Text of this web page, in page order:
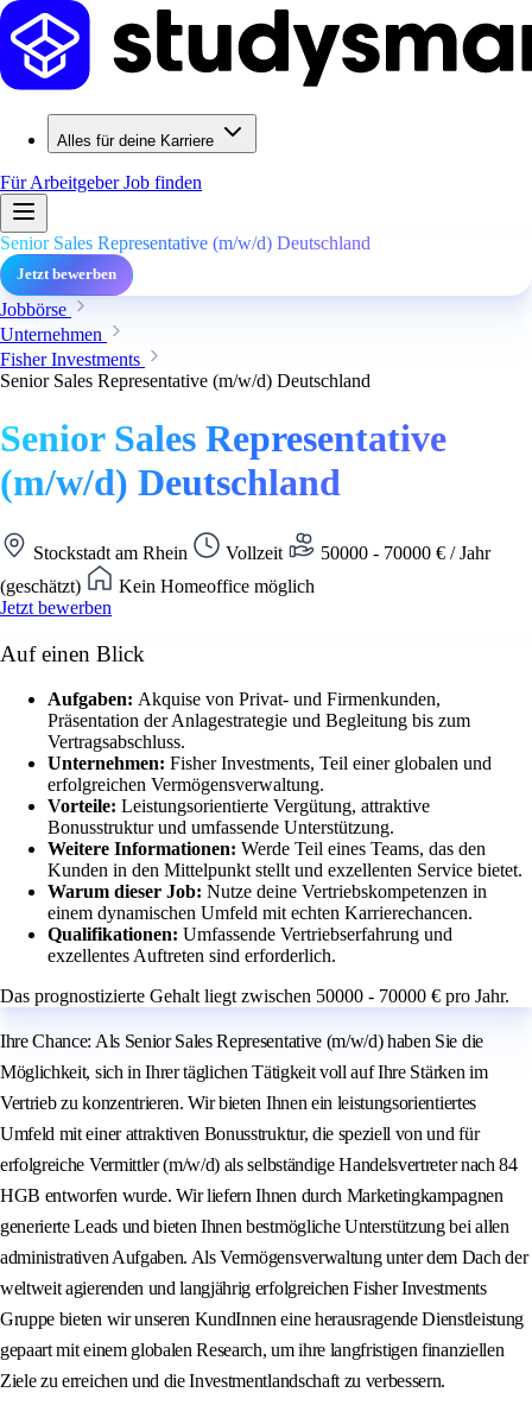
Alles für deine Karriere
Für ArbeitgeberJob finden
Senior Sales Representative (m/w/d) Deutschland
Jetzt bewerben
Jobbörse
Unternehmen
Fisher Investments
Senior Sales Representative (m/w/d) Deutschland
Senior Sales Representative
(m/w/d) Deutschland
Stockstadt am Rhein Vollzeit
50000 - 70000 € / Jahr
(geschätzt)
Kein Homeoffice möglich
Jetzt bewerben
Auf einen Blick
Aufgaben: Akquise von Privat- und Firmenkunden,
Präsentation der Anlagestrategie und Begleitung bis zum
Vertragsabschluss.
Unternehmen: Fisher Investments, Teil einer globalen und
erfolgreichen Vermögensverwaltung.
Vorteile: Leistungsorientierte Vergütung, attraktive
Bonusstruktur und umfassende Unterstützung.
Weitere Informationen: Werde Teil eines Teams, das den
Kunden in den Mittelpunkt stellt und exzellenten Service bietet.
Warum dieser Job: Nutze deine Vertriebskompetenzen in
einem dynamischen Umfeld mit echten Karrierechancen.
Qualifikationen: Umfassende Vertriebserfahrung und
exzellentes Auftreten sind erforderlich.
Das prognostizierte Gehalt liegt zwischen 50000 - 70000 € pro Jahr.
Ihre Chance: Als Senior Sales Representative (m/w/d) haben Sie die
Möglichkeit, sich in Ihrer täglichen Tätigkeit voll auf Ihre Stärken im
Vertrieb zu konzentrieren. Wir bieten Ihnen ein leistungsorientiertes
Umfeld mit einer attraktiven Bonusstruktur, die speziell von und für
erfolgreiche Vermittler (m/w/d) als selbständige Handelsvertreter nach 84
HGB entworfen wurde. Wir liefern Ihnen durch Marketingkampagnen
generierte Leads und bieten Ihnen bestmögliche Unterstützung bei allen
administrativen Aufgaben. Als Vermögensverwaltung unter dem Dach der
weltweit agierenden und langjährig erfolgreichen Fisher Investments
Gruppe bieten wir unseren KundInnen eine herausragende Dienstleistung
gepaart mit einem globalen Research, um ihre langfristigen finanziellen
Ziele zu erreichen und die Investmentlandschaft zu verbessern.